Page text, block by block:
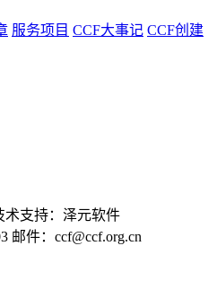
服务项目 CCF大事记 CCF创建
支持：泽元软件
邮件：ccf@ccf.org.cn